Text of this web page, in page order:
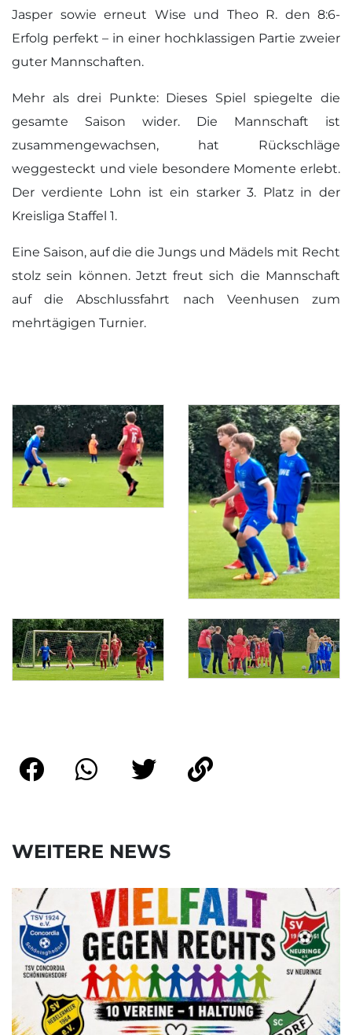
Jasper sowie erneut Wise und Theo R. den 8:6-
Erfolg perfekt – in einer hochklassigen Partie zweier
guter Mannschaften.
Mehr als drei Punkte: Dieses Spiel spiegelte die
gesamte Saison wider. Die Mannschaft ist
zusammengewachsen, hat Rückschläge
weggesteckt und viele besondere Momente erlebt.
Der verdiente Lohn ist ein starker 3. Platz in der
Kreisliga Staffel 1.
Eine Saison, auf die die Jungs und Mädels mit Recht
stolz sein können. Jetzt freut sich die Mannschaft
auf die Abschlussfahrt nach Veenhusen zum
mehrtägigen Turnier.
WEITERE NEWS